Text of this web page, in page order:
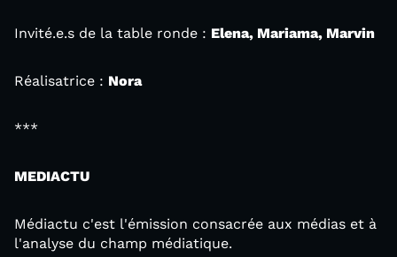
Invité.e.s de la table ronde : Elena, Mariama, Marvin
Réalisatrice : Nora
***
MEDIACTU
Médiactu c'est l'émission consacrée aux médias et à
l'analyse du champ médiatique.